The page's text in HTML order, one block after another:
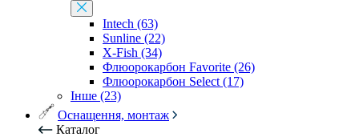
Intech (63)
Sunline (22)
X-Fish (34)
Флюорокарбон Favorite (26)
Флюорокарбон Select (17)
Інше (23)
Оснащення, монтаж
Каталог